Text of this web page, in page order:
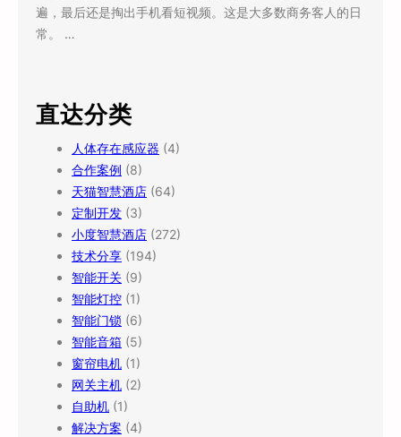
遍，最后还是掏出手机看短视频。这是大多数商务客人的日
常。 …
直达分类
人体存在感应器 (4)
合作案例 (8)
天猫智慧酒店 (64)
定制开发 (3)
小度智慧酒店 (272)
技术分享 (194)
智能开关 (9)
智能灯控 (1)
智能门锁 (6)
智能音箱 (5)
窗帘电机 (1)
网关主机 (2)
自助机 (1)
解决方案 (4)